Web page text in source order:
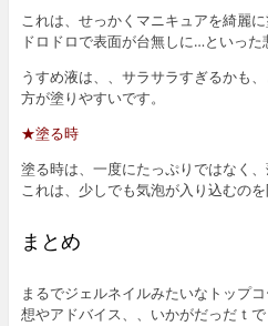
これは、せっかくマニキュアを綺麗
ドロドロで表面が台無しに…といった
うすめ液は、、サラサラすぎるかも
方が塗りやすいです。
★塗る時
塗る時は、一度にたっぷりではなく、
これは、少しでも気泡が入り込むのを
まとめ
まるでジェルネイルみたいなトップ
想やアドバイス、、いかがだっだｔで